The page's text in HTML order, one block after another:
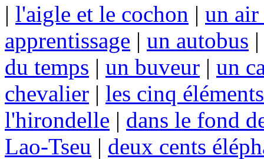
| l'aigle et le cochon | un air
apprentissage | un autobus
du temps | un buveur | un
chevalier | les cinq éléments
l'hirondelle | dans le fond
Lao-Tseu | deux cents